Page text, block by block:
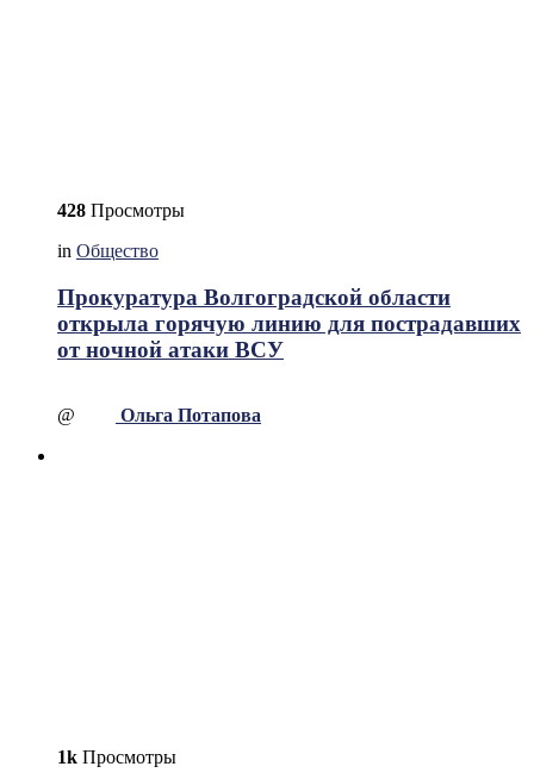
428 Просмотры
in Общество
Прокуратура Волгоградской области
открыла горячую линию для пострадавших
от ночной атаки ВСУ
@ Ольга Потапова
1k Просмотры